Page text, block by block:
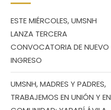
ESTE MIÉRCOLES, UMSNH
LANZA TERCERA
CONVOCATORIA DE NUEVO
INGRESO
UMSNH, MADRES Y PADRES,
TRABAJEMOS EN UNIÓN Y EN